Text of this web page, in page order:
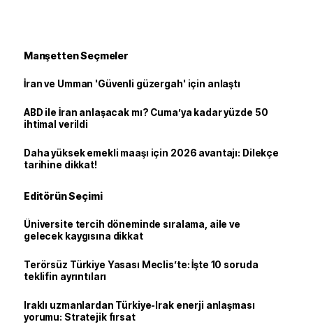
Manşetten Seçmeler
İran ve Umman 'Güvenli güzergah' için anlaştı
ABD ile İran anlaşacak mı? Cuma’ya kadar yüzde 50
ihtimal verildi
Daha yüksek emekli maaşı için 2026 avantajı: Dilekçe
tarihine dikkat!
Editörün Seçimi
Üniversite tercih döneminde sıralama, aile ve
gelecek kaygısına dikkat
Terörsüz Türkiye Yasası Meclis’te: İşte 10 soruda
teklifin ayrıntıları
Iraklı uzmanlardan Türkiye-Irak enerji anlaşması
yorumu: Stratejik fırsat